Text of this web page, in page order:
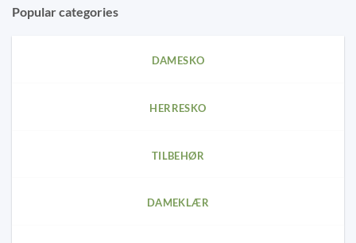
Popular categories
DAMESKO
HERRESKO
TILBEHØR
DAMEKLÆR